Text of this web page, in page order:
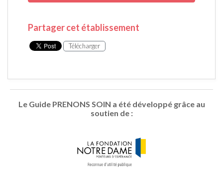
Partager cet établissement
Télécharger
Le Guide PRENONS SOIN a été développé grâce au
soutien de :